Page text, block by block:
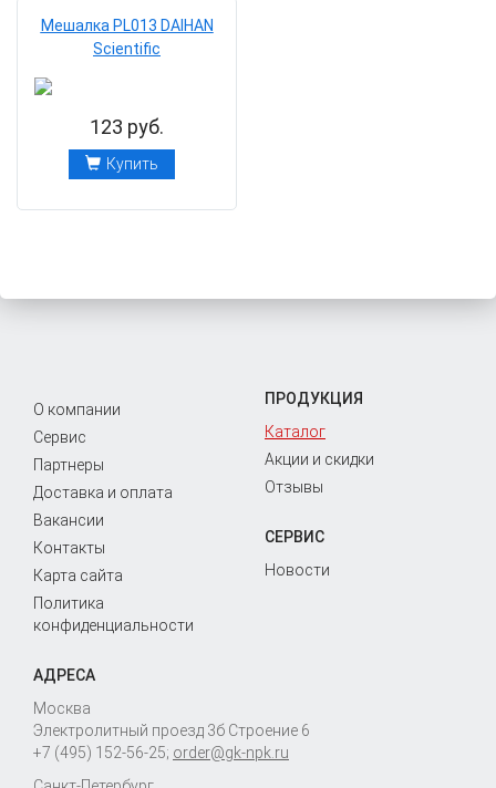
Мешалка PL013 DAIHAN
Scientific
123 руб.
Купить
О компании
Сервис
Партнеры
Доставка и оплата
Вакансии
Контакты
Карта сайта
Политика
конфиденциальности
ПРОДУКЦИЯ
Каталог
Акции и скидки
Отзывы
СЕРВИС
Новости
АДРЕСА
Москва
Электролитный проезд 3б Строение 6
+7 (495) 152-56-25; order@gk-npk.ru